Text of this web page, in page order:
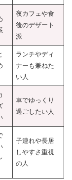
夜カフェや食
後のデザート
派
ランチやディ
ナーも兼ねた
い人
車でゆっくり
過ごしたい人
子連れや長居
しやすさ重視
の人